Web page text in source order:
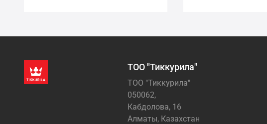
ТОО "Тиккурила"
ТОО "Тиккурила"
050062,
Кабдолова, 16
Алматы, Казахстан